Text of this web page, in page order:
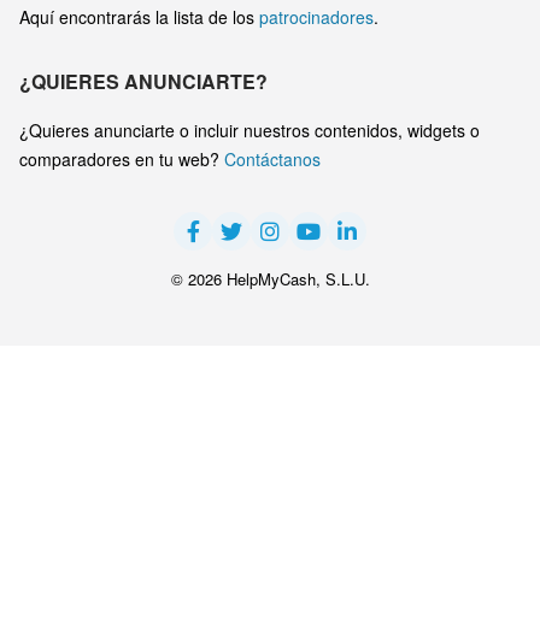
Aquí encontrarás la lista de los patrocinadores.
¿QUIERES ANUNCIARTE?
¿Quieres anunciarte o incluir nuestros contenidos, widgets o
comparadores en tu web? Contáctanos
© 2026 HelpMyCash, S.L.U.